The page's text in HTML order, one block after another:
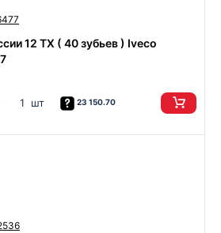
12 TX ( 40 зубьев ) Iveco
1 шт 23 150.70